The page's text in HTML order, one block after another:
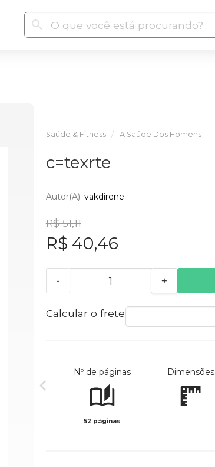
Saúde & Fitness A Saúde Dos Homens
c=texrte
Autor(a): vakdirene
R$ 51,11
R$ 40,46
- +
Calcular o frete
Nº de páginas
52 páginas
Dimensões